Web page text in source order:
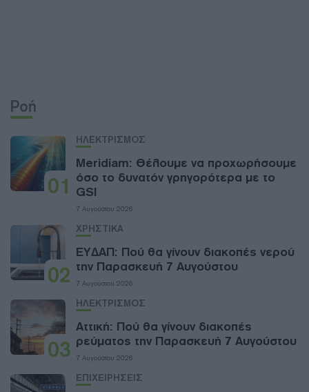
Ροή
01
ΗΛΕΚΤΡΙΣΜΟΣ
Meridiam: Θέλουμε να προχωρήσουμε
όσο το δυνατόν γρηγορότερα με το
GSI
7 Αυγούστου 2026
02
ΧΡΗΣΤΙΚΑ
ΕΥΔΑΠ: Πού θα γίνουν διακοπές νερού
την Παρασκευή 7 Αυγούστου
7 Αυγούστου 2026
03
ΗΛΕΚΤΡΙΣΜΟΣ
Αττική: Πού θα γίνουν διακοπές
ρεύματος την Παρασκευή 7 Αυγούστου
7 Αυγούστου 2026
ΕΠΙΧΕΙΡΗΣΕΙΣ